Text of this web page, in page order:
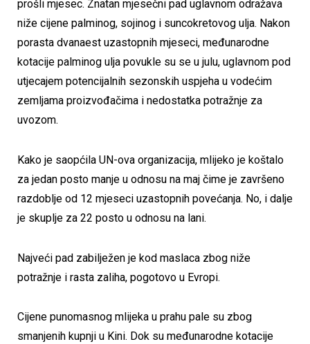
prošli mjesec. Znatan mjesečni pad uglavnom odražava
niže cijene palminog, sojinog i suncokretovog ulja. Nakon
porasta dvanaest uzastopnih mjeseci, međunarodne
kotacije palminog ulja povukle su se u julu, uglavnom pod
utjecajem potencijalnih sezonskih uspjeha u vodećim
zemljama proizvođačima i nedostatka potražnje za
uvozom.
Kako je saopćila UN-ova organizacija, mlijeko je koštalo
za jedan posto manje u odnosu na maj čime je završeno
razdoblje od 12 mjeseci uzastopnih povećanja. No, i dalje
je skuplje za 22 posto u odnosu na lani.
Najveći pad zabilježen je kod maslaca zbog niže
potražnje i rasta zaliha, pogotovo u Evropi.
Cijene punomasnog mlijeka u prahu pale su zbog
smanjenih kupnji u Kini. Dok su međunarodne kotacije